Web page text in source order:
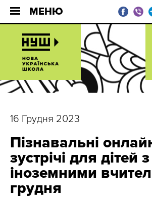
МЕНЮ
16 Грудня 2023
Пізнавальні
зустрічі для дітей з
іноземними
грудня